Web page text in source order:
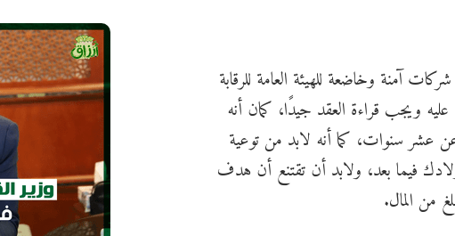
آمنة وخاضعة للهيئة العامة للرقابة
ويجب قراءة العقد جيدًا، كمان أنه
عشر سنوات، كما أنه لابد من توعية
فيما بعد، ولابد أن تقتنع أن هدف
من المال.